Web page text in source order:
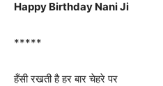
Happy Birthday Nani Ji
*****
हँसी रखती है हर बार चेहरे पर